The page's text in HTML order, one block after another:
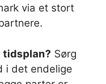
via et stort
tidsplan? Sørg
i det endelige